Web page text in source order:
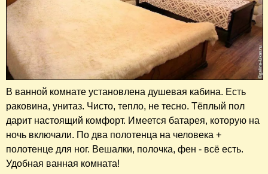
В ванной комнате установлена душевая кабина. Есть
раковина, унитаз. Чисто, тепло, не тесно. Тёплый пол
дарит настоящий комфорт. Имеется батарея, которую на
ночь включали. По два полотенца на человека +
полотенце для ног. Вешалки, полочка, фен - всё есть.
Удобная ванная комната!